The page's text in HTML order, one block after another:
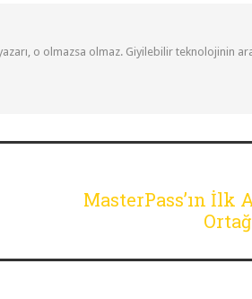
o olmazsa olmaz. Giyilebilir teknolojinin
MasterPass’ın İlk